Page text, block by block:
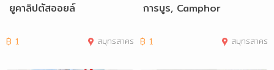
ยูคาลิปตัสออยล์
฿ 1 สมุทรสาคร
การบูร, Camphor
฿ 1 สมุทรสาคร